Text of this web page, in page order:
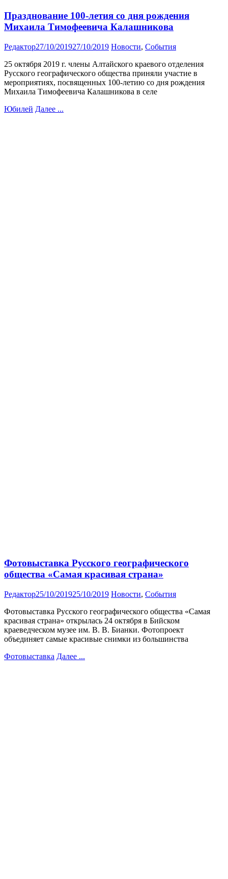
Празднование 100-летия со дня рождения
Михаила Тимофеевича Калашникова
Редактор27/10/201927/10/2019 Новости, События
25 октября 2019 г. члены Алтайского краевого отделения
Русского географического общества приняли участие в
мероприятиях, посвященных 100-летию со дня рождения
Михаила Тимофеевича Калашникова в селе
Юбилей Далее ...
Фотовыставка Русского географического
общества «Самая красивая страна»
Редактор25/10/201925/10/2019 Новости, События
Фотовыставка Русского географического общества «Самая
красивая страна» открылась 24 октября в Бийском
краеведческом музее им. В. В. Бианки. Фотопроект
объединяет самые красивые снимки из большинства
Фотовыставка Далее ...